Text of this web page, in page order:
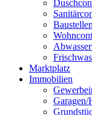
Marktplatz
Immobilien
Garagen/